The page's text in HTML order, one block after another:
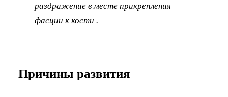
раздражение в месте прикрепления
фасции к кости .
Причины развития